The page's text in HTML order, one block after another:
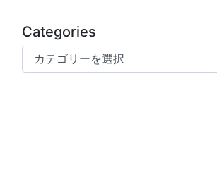
Categories
Categories